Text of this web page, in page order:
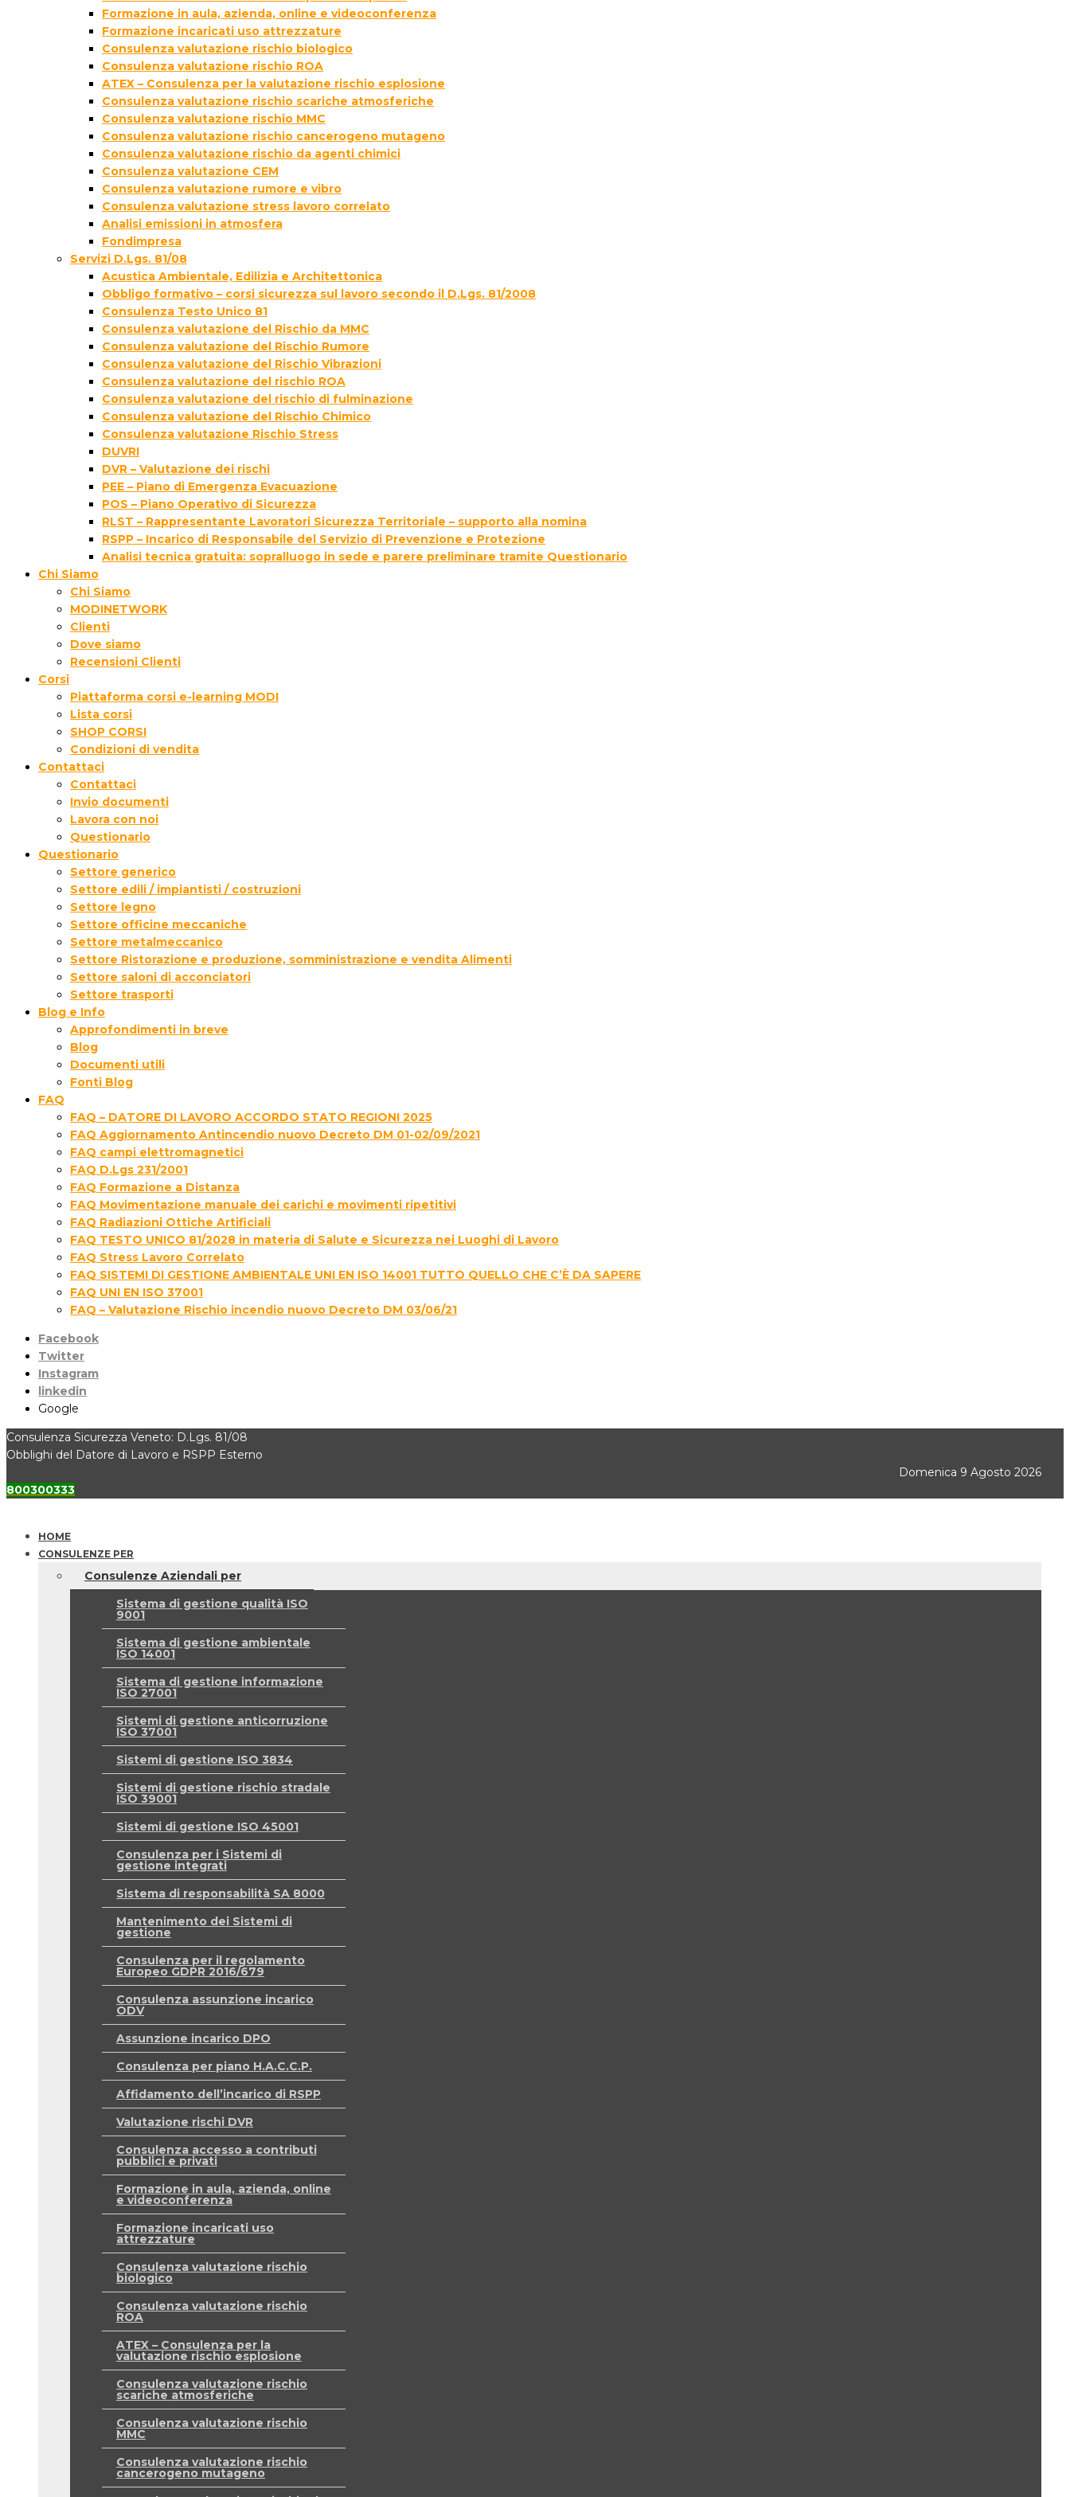
Formazione in aula, azienda, online e videoconferenza
Formazione incaricati uso attrezzature
Consulenza valutazione rischio biologico
Consulenza valutazione rischio ROA
ATEX – Consulenza per la valutazione rischio esplosione
Consulenza valutazione rischio scariche atmosferiche
Consulenza valutazione rischio MMC
Consulenza valutazione rischio cancerogeno mutageno
Consulenza valutazione rischio da agenti chimici
Consulenza valutazione CEM
Consulenza valutazione rumore e vibro
Consulenza valutazione stress lavoro correlato
Analisi emissioni in atmosfera
Fondimpresa
Servizi D.Lgs. 81/08
Acustica Ambientale, Edilizia e Architettonica
Obbligo formativo – corsi sicurezza sul lavoro secondo il D.Lgs. 81/2008
Consulenza Testo Unico 81
Consulenza valutazione del Rischio da MMC
Consulenza valutazione del Rischio Rumore
Consulenza valutazione del Rischio Vibrazioni
Consulenza valutazione del rischio ROA
Consulenza valutazione del rischio di fulminazione
Consulenza valutazione del Rischio Chimico
Consulenza valutazione Rischio Stress
DUVRI
DVR – Valutazione dei rischi
PEE – Piano di Emergenza Evacuazione
POS – Piano Operativo di Sicurezza
RLST – Rappresentante Lavoratori Sicurezza Territoriale – supporto alla nomina
RSPP – Incarico di Responsabile del Servizio di Prevenzione e Protezione
Analisi tecnica gratuita: sopralluogo in sede e parere preliminare tramite Questionario
Chi Siamo
Chi Siamo
MODINETWORK
Clienti
Dove siamo
Recensioni Clienti
Corsi
Piattaforma corsi e-learning MODI
Lista corsi
SHOP CORSI
Condizioni di vendita
Contattaci
Contattaci
Invio documenti
Lavora con noi
Questionario
Questionario
Settore generico
Settore edili / impiantisti / costruzioni
Settore legno
Settore officine meccaniche
Settore metalmeccanico
Settore Ristorazione e produzione, somministrazione e vendita Alimenti
Settore saloni di acconciatori
Settore trasporti
Blog e Info
Approfondimenti in breve
Blog
Documenti utili
Fonti Blog
FAQ
FAQ – DATORE DI LAVORO ACCORDO STATO REGIONI 2025
FAQ Aggiornamento Antincendio nuovo Decreto DM 01-02/09/2021
FAQ campi elettromagnetici
FAQ D.Lgs 231/2001
FAQ Formazione a Distanza
FAQ Movimentazione manuale dei carichi e movimenti ripetitivi
FAQ Radiazioni Ottiche Artificiali
FAQ TESTO UNICO 81/2028 in materia di Salute e Sicurezza nei Luoghi di Lavoro
FAQ Stress Lavoro Correlato
FAQ SISTEMI DI GESTIONE AMBIENTALE UNI EN ISO 14001 TUTTO QUELLO CHE C’È DA SAPERE
FAQ UNI EN ISO 37001
FAQ – Valutazione Rischio incendio nuovo Decreto DM 03/06/21
Facebook
Twitter
Instagram
linkedin
Google
Consulenza Sicurezza Veneto: D.Lgs. 81/08
Obblighi del Datore di Lavoro e RSPP Esterno
Domenica 9 Agosto 2026
800300333
HOME
CONSULENZE PER
Consulenze Aziendali per
Sistema di gestione qualità ISO
9001
Sistema di gestione ambientale
ISO 14001
Sistema di gestione informazione
ISO 27001
Sistemi di gestione anticorruzione
ISO 37001
Sistemi di gestione ISO 3834
Sistemi di gestione rischio stradale
ISO 39001
Sistemi di gestione ISO 45001
Consulenza per i Sistemi di
gestione integrati
Sistema di responsabilità SA 8000
Mantenimento dei Sistemi di
gestione
Consulenza per il regolamento
Europeo GDPR 2016/679
Consulenza assunzione incarico
ODV
Assunzione incarico DPO
Consulenza per piano H.A.C.C.P.
Affidamento dell’incarico di RSPP
Valutazione rischi DVR
Consulenza accesso a contributi
pubblici e privati
Formazione in aula, azienda, online
e videoconferenza
Formazione incaricati uso
attrezzature
Consulenza valutazione rischio
biologico
Consulenza valutazione rischio
ROA
ATEX – Consulenza per la
valutazione rischio esplosione
Consulenza valutazione rischio
scariche atmosferiche
Consulenza valutazione rischio
MMC
Consulenza valutazione rischio
cancerogeno mutageno